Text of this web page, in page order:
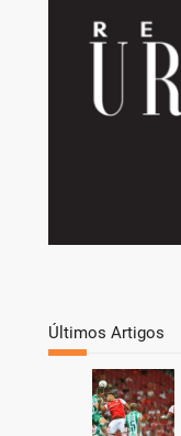
Últimos Artigos